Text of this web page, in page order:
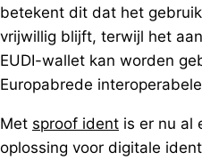
betekent dit dat het
vrijwillig blijft, terwijl het
EUDI-wallet kan worden
Europabrede
Met sproof ident is er nu al
oplossing voor digitale